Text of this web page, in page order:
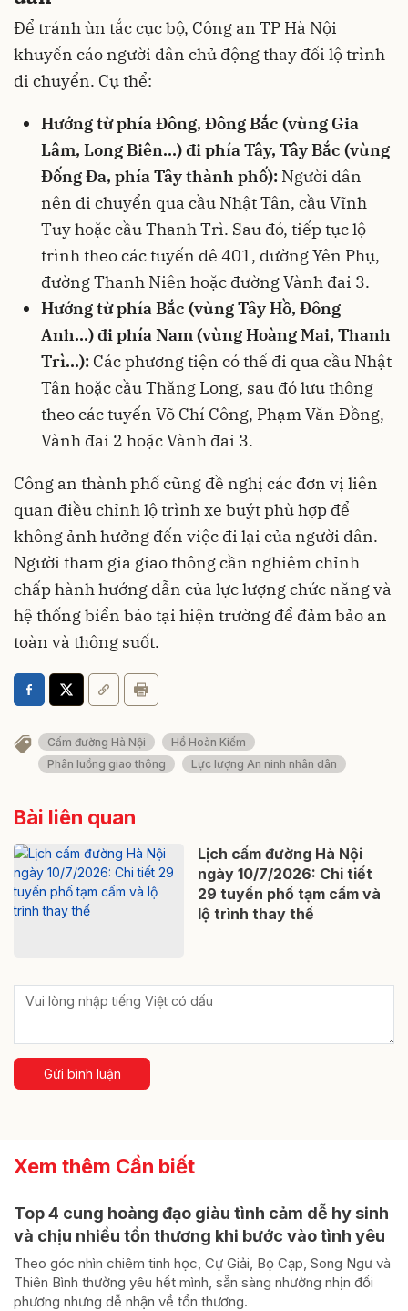
Để tránh ùn tắc cục bộ, Công an TP Hà Nội
khuyến cáo người dân chủ động thay đổi lộ trình
di chuyển. Cụ thể:
Hướng từ phía Đông, Đông Bắc (vùng Gia
Lâm, Long Biên...) đi phía Tây, Tây Bắc (vùng
Đống Đa, phía Tây thành phố): Người dân
nên di chuyển qua cầu Nhật Tân, cầu Vĩnh
Tuy hoặc cầu Thanh Trì. Sau đó, tiếp tục lộ
trình theo các tuyến đê 401, đường Yên Phụ,
đường Thanh Niên hoặc đường Vành đai 3.
Hướng từ phía Bắc (vùng Tây Hồ, Đông
Anh...) đi phía Nam (vùng Hoàng Mai, Thanh
Trì...): Các phương tiện có thể đi qua cầu Nhật
Tân hoặc cầu Thăng Long, sau đó lưu thông
theo các tuyến Võ Chí Công, Phạm Văn Đồng,
Vành đai 2 hoặc Vành đai 3.
Công an thành phố cũng đề nghị các đơn vị liên
quan điều chỉnh lộ trình xe buýt phù hợp để
không ảnh hưởng đến việc đi lại của người dân.
Người tham gia giao thông cần nghiêm chỉnh
chấp hành hướng dẫn của lực lượng chức năng và
hệ thống biển báo tại hiện trường để đảm bảo an
toàn và thông suốt.
Cấm đường Hà Nội
Hồ Hoàn Kiếm
Phân luồng giao thông
Lực lượng An ninh nhân dân
Bài liên quan
Lịch cấm đường Hà Nội
ngày 10/7/2026: Chi tiết
29 tuyến phố tạm cấm và
lộ trình thay thế
Gửi bình luận
Xem thêm Cần biết
Top 4 cung hoàng đạo giàu tình cảm dễ hy sinh
và chịu nhiều tổn thương khi bước vào tình yêu
Theo góc nhìn chiêm tinh học, Cự Giải, Bọ Cạp, Song Ngư và
Thiên Bình thường yêu hết mình, sẵn sàng nhường nhịn đối
phương nhưng dễ nhận về tổn thương.